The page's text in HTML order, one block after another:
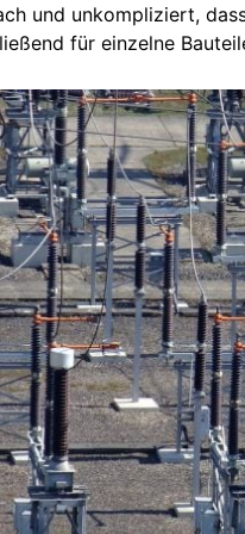
und unkompliziert,
für einzelne